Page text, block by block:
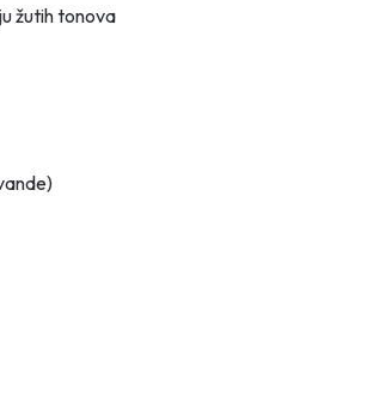
žutih tonova